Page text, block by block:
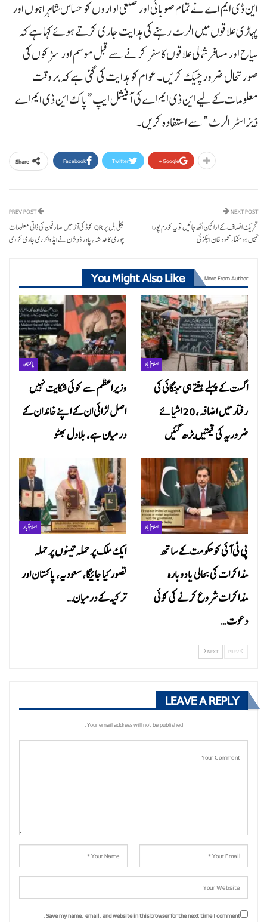
این ڈی ایم اے نے تمام صوبائی اور ضلعی اداروں کو حساس شاہراہوں اور
پہاڑی علاقوں میں الرٹ رہنے کی ہدایت جاری کرتے ہوئے کہا ہے کہ
سیاح اور مسافر شمالی علاقوں کا سفر کرنے سے قبل موسم اور سڑکوں کی
صورتحال ضرور چیک کریں۔ عوام کو ہدایت کی گئی ہے کہ بروقت
معلومات کے لیے این ڈی ایم اے کی آفیشل ایپ “پاک این ڈی ایم اے
ڈیزاسٹر الرٹ” سے استفادہ کریں۔
Share Facebook Twitter Google+
بجلی بل پر QR کوڈ کی آڑ میں صارفین کی ذاتی معلومات
چوری کا خدشہ، پاور ڈویژن نے ایڈوائزری جاری کر دی
NEXT POST
تحریک انصاف کے اراکین اُٹھ جائیں تو یہ کورم پورا
نہیں ہوسکتا،محمود خان اچکزئی
You Might Also Like More From Author
پاکستان
وزیراعظم سے کوئی شکایت نہیں
اصل لڑائی ان کے اپنے خاندان کے
درمیان ہے، بلاول بھٹو
اسلام آباد
اگست کے پہلے ہفتے ہی مہنگائی کی
رفتار میں اضافہ، 20 اشیائے
ضروریہ کی قیمتیں بڑھ گئیں
اسلام آباد
ایک ملک پر حملہ تینوں پر حملہ
تصور کیا جائیگا، سعودیہ، پاکستان اور
ترکیہ کے درمیان…
اسلام آباد
پی ٹی آئی کو حکومت کے ساتھ
مذاکرات کی بحالی یا دوبارہ
مذاکرات شروع کرنے کی کوئی
دعوت…
NEXT
LEAVE A REPLY
Your email address will not be published.
Save my name, email, and website in this browser for the next time I comment.